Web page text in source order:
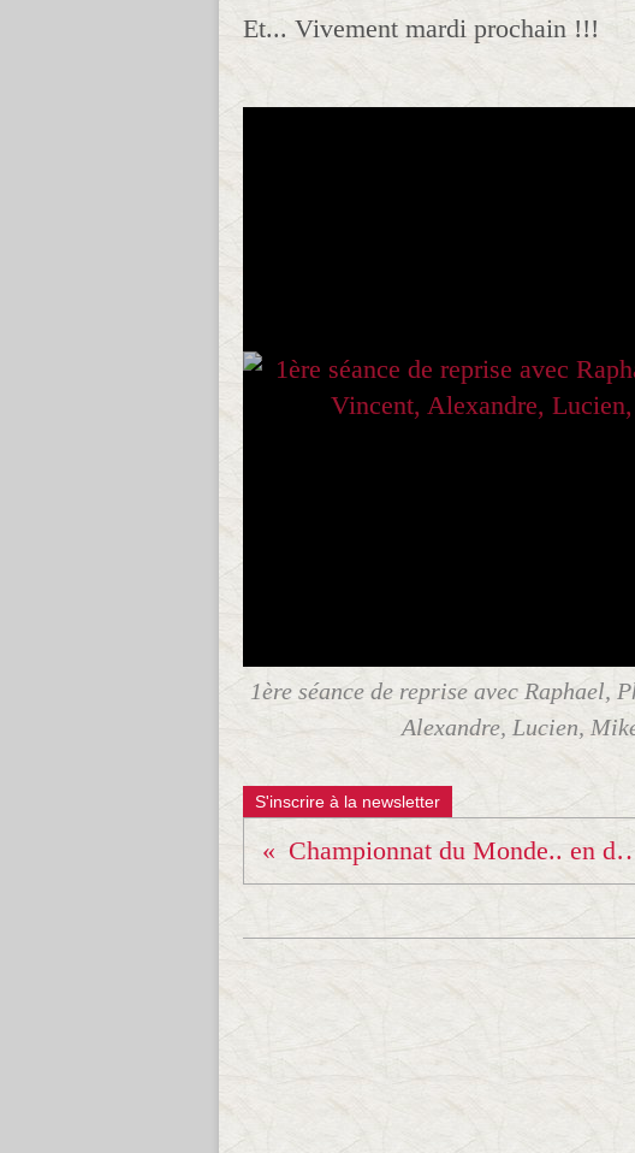
Et... Vivement mardi prochain !!!
1ère séance de reprise avec
Alexandre, Lucien,
S'inscrire à la newsletter
Championnat du